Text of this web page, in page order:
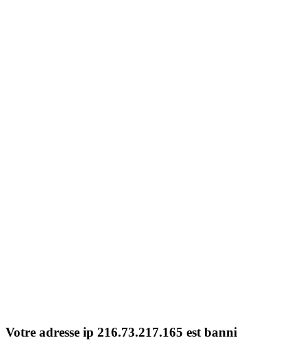
Votre adresse ip 216.73.217.165 est banni